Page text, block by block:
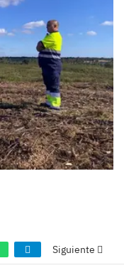
Siguiente